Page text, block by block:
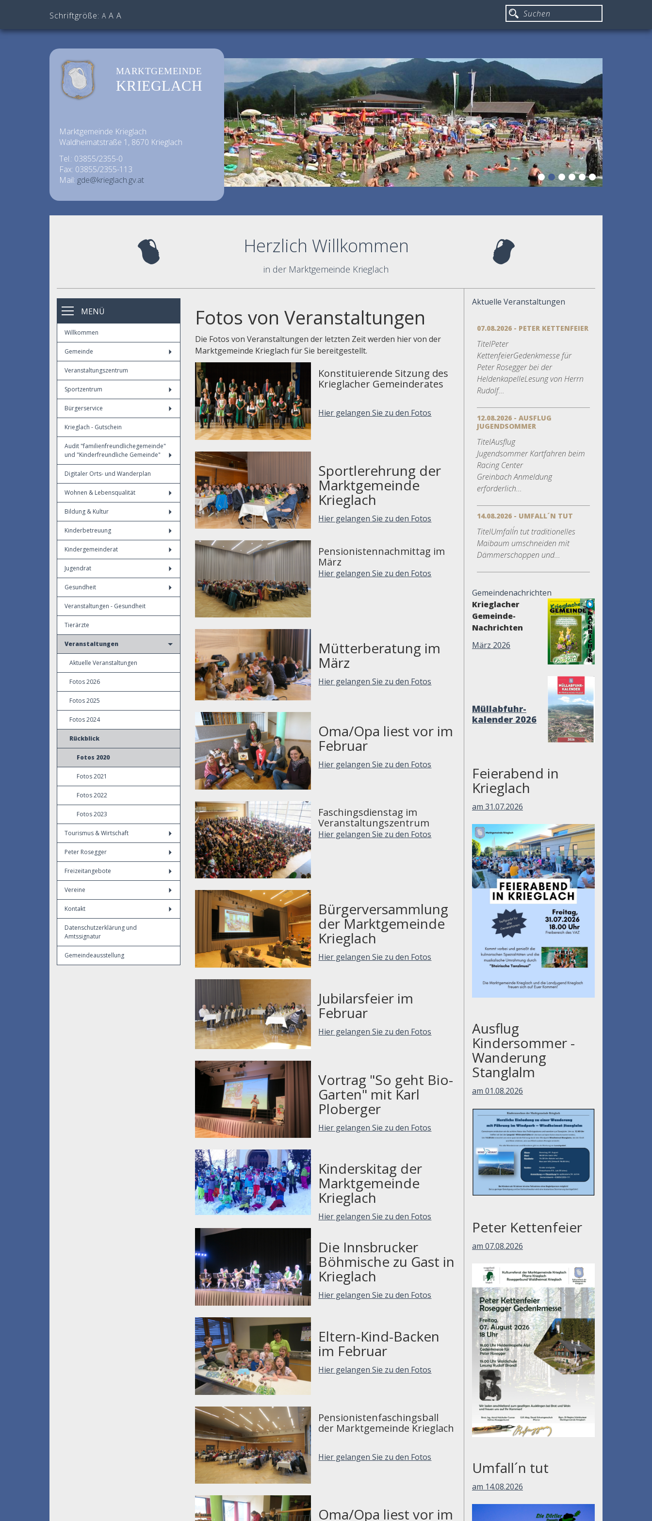
Schriftgröße: A A A
MARKTGEMEINDE
KRIEGLACH
Marktgemeinde Krieglach
Waldheimatstraße 1, 8670 Krieglach
Tel.: 03855/2355-0
Fax: 03855/2355-113
Mail: gde@krieglach.gv.at
Herzlich Willkommen
in der Marktgemeinde Krieglach
MENÜ
Willkommen
Gemeinde
Veranstaltungszentrum
Sportzentrum
Bürgerservice
Krieglach - Gutschein
Audit "familienfreundlichegemeinde"
und "Kinderfreundliche Gemeinde"
Digitaler Orts- und Wanderplan
Wohnen & Lebensqualität
Bildung & Kultur
Kinderbetreuung
Kindergemeinderat
Jugendrat
Gesundheit
Veranstaltungen - Gesundheit
Tierärzte
Veranstaltungen
Aktuelle Veranstaltungen
Fotos 2026
Fotos 2025
Fotos 2024
Rückblick
Fotos 2020
Fotos 2021
Fotos 2022
Fotos 2023
Tourismus & Wirtschaft
Peter Rosegger
Freizeitangebote
Vereine
Kontakt
Datenschutzerklärung und
Amtssignatur
Gemeindeausstellung
Fotos von Veranstaltungen
Die Fotos von Veranstaltungen der letzten Zeit werden hier von der
Marktgemeinde Krieglach für Sie bereitgestellt.
Konstituierende Sitzung des
Krieglacher Gemeinderates
Hier gelangen Sie zu den Fotos
Sportlerehrung der
Marktgemeinde
Krieglach
Hier gelangen Sie zu den Fotos
Pensionistennachmittag im
März
Hier gelangen Sie zu den Fotos
Mütterberatung im
März
Hier gelangen Sie zu den Fotos
Oma/Opa liest vor im
Februar
Hier gelangen Sie zu den Fotos
Faschingsdienstag im
Veranstaltungszentrum
Hier gelangen Sie zu den Fotos
Bürgerversammlung
der Marktgemeinde
Krieglach
Hier gelangen Sie zu den Fotos
Jubilarsfeier im
Februar
Hier gelangen Sie zu den Fotos
Vortrag "So geht Bio-
Garten" mit Karl
Ploberger
Hier gelangen Sie zu den Fotos
Kinderskitag der
Marktgemeinde
Krieglach
Hier gelangen Sie zu den Fotos
Die Innsbrucker
Böhmische zu Gast in
Krieglach
Hier gelangen Sie zu den Fotos
Eltern-Kind-Backen
im Februar
Hier gelangen Sie zu den Fotos
Pensionistenfaschingsball
der Marktgemeinde Krieglach
Hier gelangen Sie zu den Fotos
Oma/Opa liest vor im
Aktuelle Veranstaltungen
07.08.2026 - PETER KETTENFEIER
TitelPeter
KettenfeierGedenkmesse für
Peter Rosegger bei der
HeldenkapelleLesung von Herrn
Rudolf...
12.08.2026 - AUSFLUG
JUGENDSOMMER
TitelAusflug
Jugendsommer Kartfahren beim
Racing Center
Greinbach Anmeldung
erforderlich...
14.08.2026 - UMFALL´N TUT
TitelUmfall´n tut traditionelles
Maibaum umschneiden mit
Dämmerschoppen und...
Gemeindenachrichten
Krieglacher
Gemeinde-
Nachrichten
März 2026
Müllabfuhr-
kalender 2026
Feierabend in
Krieglach
am 31.07.2026
Ausflug
Kindersommer -
Wanderung
Stanglalm
am 01.08.2026
Peter Kettenfeier
am 07.08.2026
Umfall´n tut
am 14.08.2026